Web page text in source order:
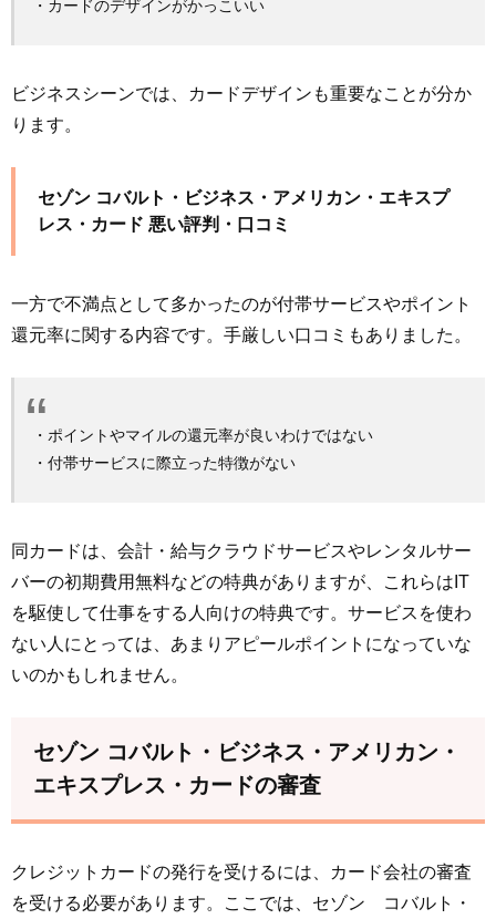
・カードのデザインがかっこいい
ビジネスシーンでは、カードデザインも重要なことが分か
ります。
セゾン コバルト・ビジネス・アメリカン・エキスプ
レス・カード 悪い評判・口コミ
一方で不満点として多かったのが付帯サービスやポイント
還元率に関する内容です。手厳しい口コミもありました。
・ポイントやマイルの還元率が良いわけではない
・付帯サービスに際立った特徴がない
同カードは、会計・給与クラウドサービスやレンタルサー
バーの初期費用無料などの特典がありますが、これらはIT
を駆使して仕事をする人向けの特典です。サービスを使わ
ない人にとっては、あまりアピールポイントになっていな
いのかもしれません。
セゾン コバルト・ビジネス・アメリカン・
エキスプレス・カードの審査
クレジットカードの発行を受けるには、カード会社の審査
を受ける必要があります。ここでは、セゾン コバルト・